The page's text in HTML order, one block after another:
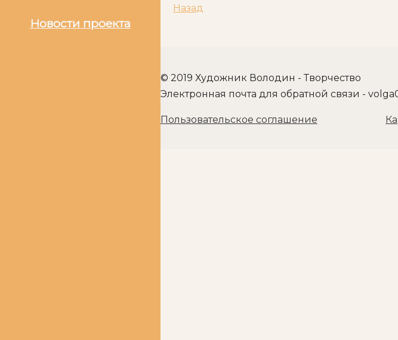
Новости проекта
Назад
© 2019 Художник Володин - Творчество
Электронная почта для обратной связи -
Пользовательское соглашение